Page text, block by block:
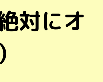
対にオ